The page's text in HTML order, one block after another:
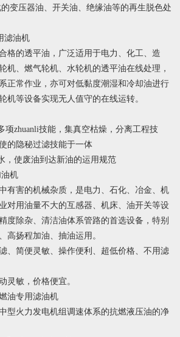
压器油、开关油、绝缘油等的再生脱色处
油机
的透平油，广泛适用于电力、化工、造
机、燃气轮机、水轮机的透平油在线处理，
正常作业，亦可对低黏度潮湿和冷却油进行
机等设备实现无人值守的在线运转。
zhuanli技能，集真空枯燥，分离工程技
的隐秘过滤技能于一体
使废油到达新油的运用规范
机
害的机械杂质，是电力、石化、冶金、机
对用油量不大的互感器、机床、油开关等设
度除杂、清洁油体系管路的首选设备，特别
高扬程加油、抽油运用。
简便灵敏、操作便利、超低价格、不用滤
敏，价格便宜。
专用滤油机
火力发电机组调速体系的抗燃液压油的净